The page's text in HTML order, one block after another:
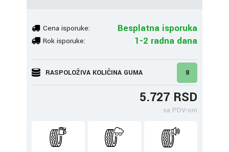
Cena isporuke: Besplatna isporuka
Rok isporuke: 1-2 radna dana
RASPOLOŽIVA KOLIČINA GUMA 8
5.727 RSD
sa PDV-om